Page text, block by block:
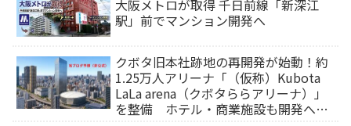
大阪メトロが取得 千日前線「新深江
駅」前でマンション開発へ
クボタ旧本社跡地の再開発が始動！約
1.25万人アリーナ「（仮称）Kubota
LaLa arena（クボタららアリーナ）」
を整備 ホテル・商業施設も開発へ